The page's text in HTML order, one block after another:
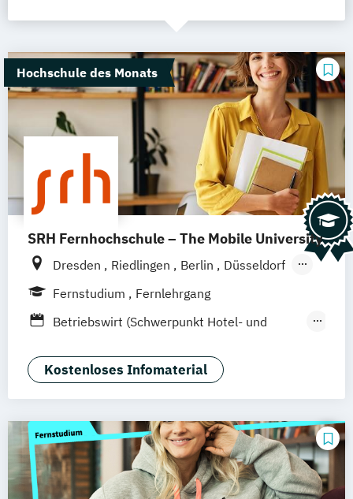
Hochschule des Monats
SRH Fernhochschule – The Mobile University
Dresden Riedlingen Berlin
Düsseldorf
Hamburg
Hannover Köln
Mannheim
Wertheim Wien
Frankfurt am Main Hamm Zürich
Fernstudium
Fernlehrgang
Betriebswirt (Schwerpunkt Hotel- und
Betriebswirtschaft und Hotelmanagement
Kostenloses Infomaterial